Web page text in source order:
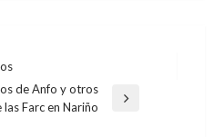
de Anfo y otros
Farc en Nariño